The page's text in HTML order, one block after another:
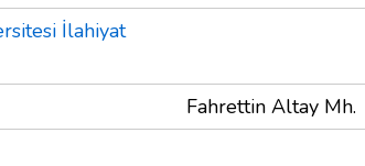
İlahiyat
Fahrettin Altay Mh.